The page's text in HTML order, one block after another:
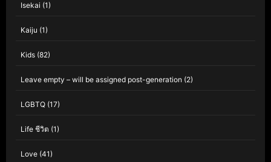
Isekai (1)
Kaiju (1)
Kids (82)
Leave empty – will be assigned post-generation (2)
LGBTQ (17)
Life ชีวิต (1)
Love (41)